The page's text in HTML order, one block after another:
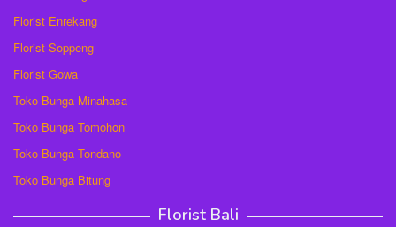
Florist Enrekang
Florist Soppeng
Florist Gowa
Toko Bunga Minahasa
Toko Bunga Tomohon
Toko Bunga Tondano
Toko Bunga Bitung
Florist Bali